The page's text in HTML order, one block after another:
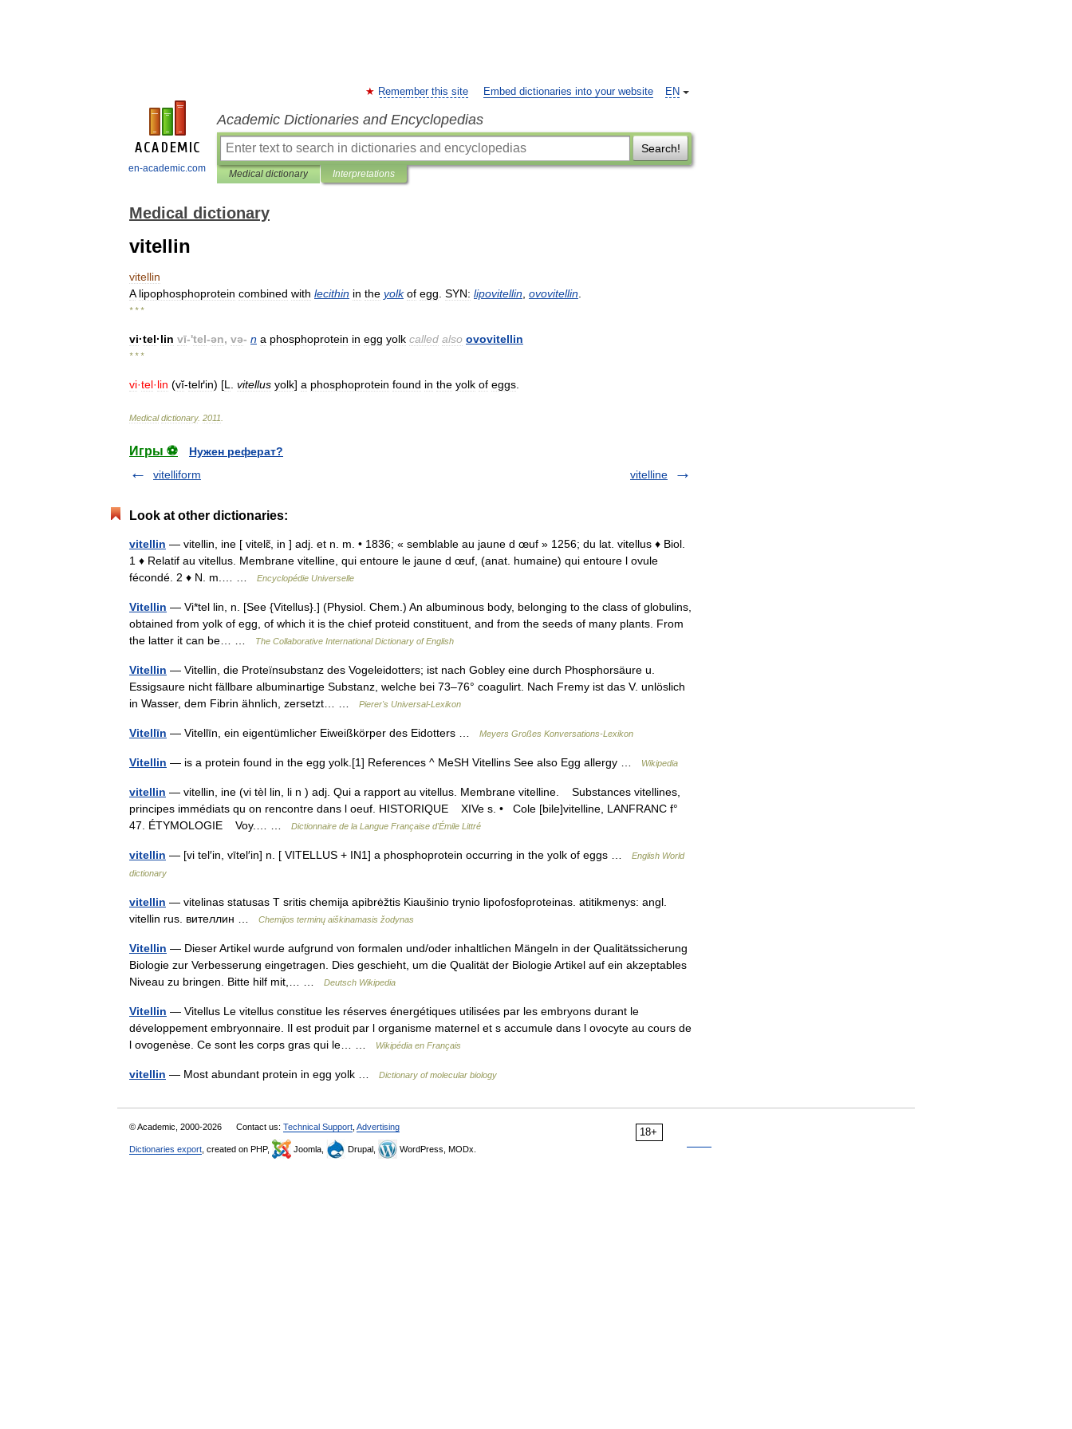
en-academic.com
EN
Remember this site Embed dictionaries into your website
Academic Dictionaries and Encyclopedias
Search!
Medical dictionary Interpretations
Medical dictionary
vitellin
vitellin
A lipophosphoprotein combined with lecithin in the yolk of egg SYN: lipovitellin ovovitellin
* * *
vi·tel·lin vī-'tel-ən, və- n a phosphoprotein in egg yolk called also ovovitellin
* * *
vi·tel·lin (vĭ-telґin) [L vitellus yolk] a phosphoprotein found in the yolk of eggs
Medical dictionary. 2011
Игры ⚽
Нужен реферат?
vitelliform
vitelline
Look at other dictionaries:
vitellin — vitellin, ine [ vitelɛ̃, in ] adj. et n. m. • 1836; « semblable au jaune d œuf » 1256; du lat. vitellus ♦ Biol.
1 ♦ Relatif au vitellus. Membrane vitelline, qui entoure le jaune d œuf, (anat. humaine) qui entoure l ovule
fécondé. 2 ♦ N. m.… …
Encyclopédie Universelle
Vitellin — Vi*tel lin, n. [See {Vitellus}.] (Physiol. Chem.) An albuminous body, belonging to the class of globulins,
obtained from yolk of egg, of which it is the chief proteid constituent, and from the seeds of many plants. From
the latter it can be… …
The Collaborative International Dictionary of English
Vitellin — Vitellin, die Proteïnsubstanz des Vogeleidotters; ist nach Gobley eine durch Phosphorsäure u.
Essigsaure nicht fällbare albuminartige Substanz, welche bei 73–76° coagulirt. Nach Fremy ist das V. unlöslich
in Wasser, dem Fibrin ähnlich, zersetzt… …
Pierer's Universal-Lexikon
Vitellīn — Vitellīn, ein eigentümlicher Eiweißkörper des Eidotters … Meyers Großes Konversations-Lexikon
Vitellin — is a protein found in the egg yolk.[1] References ^ MeSH Vitellins See also Egg allergy … Wikipedia
vitellin — vitellin, ine (vi tèl lin, li n ) adj. Qui a rapport au vitellus. Membrane vitelline. Substances vitellines,
principes immédiats qu on rencontre dans l oeuf. HISTORIQUE XIVe s. • Cole [bile]vitelline, LANFRANC f°
47. ÉTYMOLOGIE Voy.… …
Dictionnaire de la Langue Française d'Émile Littré
vitellin — [vi tel′in, vītel′in] n. [ VITELLUS + IN1] a phosphoprotein occurring in the yolk of eggs …
English World
dictionary
vitellin — vitelinas statusas T sritis chemija apibrėžtis Kiaušinio trynio lipofosfoproteinas. atitikmenys: angl.
vitellin rus. вителлин …
Chemijos terminų aiškinamasis žodynas
Vitellin — Dieser Artikel wurde aufgrund von formalen und/oder inhaltlichen Mängeln in der Qualitätssicherung
Biologie zur Verbesserung eingetragen. Dies geschieht, um die Qualität der Biologie Artikel auf ein akzeptables
Niveau zu bringen. Bitte hilf mit,… …
Deutsch Wikipedia
Vitellin — Vitellus Le vitellus constitue les réserves énergétiques utilisées par les embryons durant le
développement embryonnaire. Il est produit par l organisme maternel et s accumule dans l ovocyte au cours de
l ovogenèse. Ce sont les corps gras qui le… …
Wikipédia en Français
vitellin — Most abundant protein in egg yolk … Dictionary of molecular biology
18+
© Academic, 2000-2026 Contact us: Technical Support Advertising
Dictionaries export , created on PHP, Joomla, Drupal, WordPress, MODx.